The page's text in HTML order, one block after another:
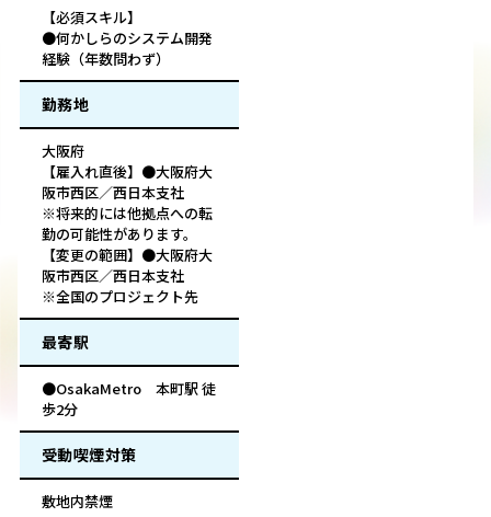
【必須スキル】
●何かしらのシステム開発
経験（年数問わず）
勤務地
大阪府
【雇入れ直後】●大阪府大
阪市西区／西日本支社
※将来的には他拠点への転
勤の可能性があります。
【変更の範囲】●大阪府大
阪市西区／西日本支社
※全国のプロジェクト先
最寄駅
●OsakaMetro 本町駅 徒
歩2分
受動喫煙対策
敷地内禁煙